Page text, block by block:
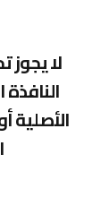
لا يجوز
الأصلية